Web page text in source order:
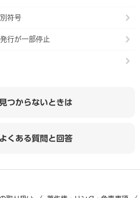
符号
行が一部停止
見つからないときは
よくある質問と回答